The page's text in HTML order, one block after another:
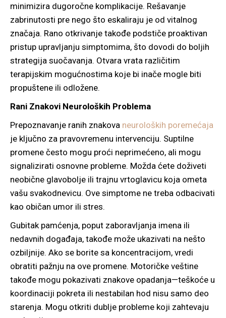
minimizira dugoročne komplikacije. Rešavanje
zabrinutosti pre nego što eskaliraju je od vitalnog
značaja. Rano otkrivanje takođe podstiče proaktivan
pristup upravljanju simptomima, što dovodi do boljih
strategija suočavanja. Otvara vrata različitim
terapijskim mogućnostima koje bi inače mogle biti
propuštene ili odložene.
Rani Znakovi Neuroloških Problema
Prepoznavanje ranih znakova neuroloških poremećaja
je ključno za pravovremenu intervenciju. Suptilne
promene često mogu proći neprimećeno, ali mogu
signalizirati osnovne probleme. Možda ćete doživeti
neobične glavobolje ili trajnu vrtoglavicu koja ometa
vašu svakodnevicu. Ove simptome ne treba odbacivati
kao običan umor ili stres.
Gubitak pamćenja, poput zaboravljanja imena ili
nedavnih događaja, takođe može ukazivati na nešto
ozbiljnije. Ako se borite sa koncentracijom, vredi
obratiti pažnju na ove promene. Motoričke veštine
takođe mogu pokazivati znakove opadanja—teškoće u
koordinaciji pokreta ili nestabilan hod nisu samo deo
starenja. Mogu otkriti dublje probleme koji zahtevaju